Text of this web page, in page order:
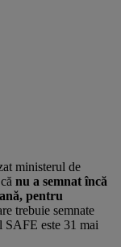
ministerul de
nu a semnat încă
pentru
trebuie semnate
SAFE este 31 mai